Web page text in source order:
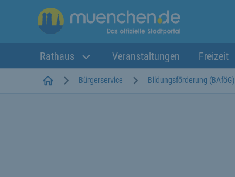
Rathaus Veranstaltungen Freizeit
StartseiteBürgerservice Bildungsförderung (BAföG)